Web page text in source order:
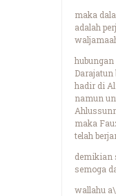
maka
adalah
Darajatun
hadir di
namun
maka
telah
demikian
semoga
wallahu